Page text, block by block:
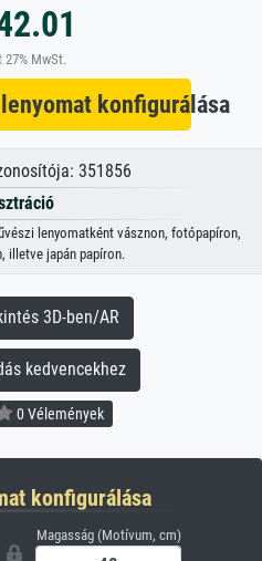
27% MwSt.
konfigurálása
351856
lenyomatként vásznon, fotópapíron,
illetve japán papíron.
3D-ben/AR
kedvencekhez
0 Vélemények
konfigurálása
Magasság (Motívum, cm)